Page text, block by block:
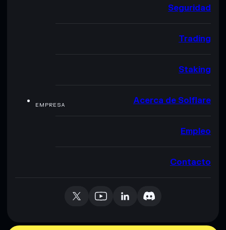
Seguridad
Trading
Staking
EMPRESA Acerca de Solflare
Empleo
Contacto